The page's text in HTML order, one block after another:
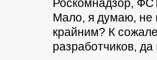
Роскомнадзор,
Мало, я думаю, не
крайним? К
разработчиков,